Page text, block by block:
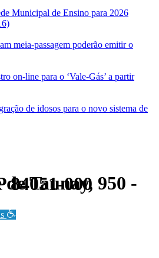
Municipal de Ensino para 2026
meia-passagem poderão emitir o
on-line para o ‘Vale-Gás’ a partir
de idosos para o novo sistema de
Ronda - CEP 84051-000